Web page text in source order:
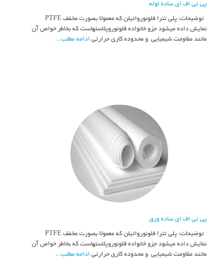
پی تی اف ای ساده لوله
توضیحات: پلي تترا فلوئورواتيلن كه معمولا بصورت مخفف PTFE
نمايش داده ميشود جزو خانواده فلوئوروپلاستهاست كه بخاطر خواص آن
مانند مقاومت شيميايي و محدوده كاري حرارتي ادامه مطلب...
پی تی اف ای ساده ورق
توضیحات: پلي تترا فلوئورواتيلن كه معمولا بصورت مخفف PTFE
نمايش داده ميشود جزو خانواده فلوئوروپلاستهاست كه بخاطر خواص آن
مانند مقاومت شيميايي و محدوده كاري حرارتي ادامه مطلب...